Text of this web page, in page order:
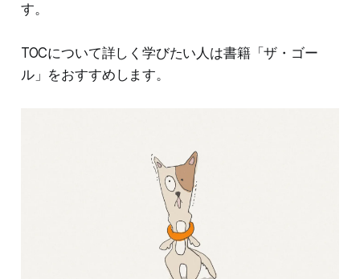
す。
TOCについて詳しく学びたい人は書籍「ザ・ゴー
ル」をおすすめします。